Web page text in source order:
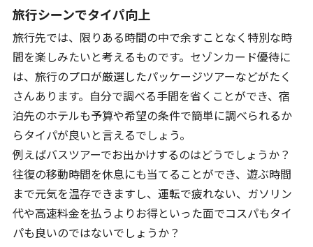
旅行シーンでタイパ向上
旅行先では、限りある時間の中で余すことなく特別な時
間を楽しみたいと考えるものです。セゾンカード優待に
は、旅行のプロが厳選したパッケージツアーなどがたく
さんあります。自分で調べる手間を省くことができ、宿
泊先のホテルも予算や希望の条件で簡単に調べられるか
らタイパが良いと言えるでしょう。
例えばバスツアーでお出かけするのはどうでしょうか？
往復の移動時間を休息にも当てることができ、遊ぶ時間
まで元気を温存できますし、運転で疲れない、ガソリン
代や高速料金を払うよりお得といった面でコスパもタイ
パも良いのではないでしょうか？